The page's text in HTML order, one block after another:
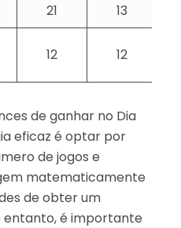
21
13
12 12
de ganhar no Dia
eficaz é optar por
de jogos e
matematicamente
de obter um
entanto, é importante